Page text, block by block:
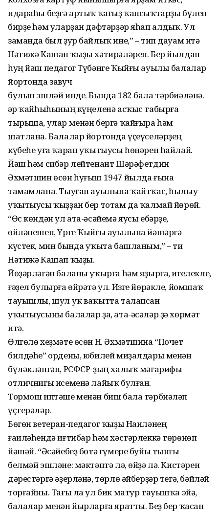
идараһы беҙгә артыҡ ҡағыҙ ҡапсыҡтарҙы бүлеп
бирҙе һәм уларҙан дәфтәрҙәр яһап алдыҡ. Ул
заманда был ҙур байлыҡ ине,” – тип дауам итә
Нәтижә Кашап ҡыҙы хәтирәләрен. Бер йылдан
һуң йәш педагог Түбәнге Ҡыйғы ауылы балалар
йортонда завуч
булып эшләй инде. Бында 182 бала тәрбиәләнә.
Һәр ҡайһыһының күңеленә асҡыс табырға
тырыша, улар менән бергә ҡайғыра һәм
шатлана. Балалар йортонда үҫеүселәрҙең
күбеһе уға ҡарап уҡытыусы һөнәрен һайлай.
Йәш һәм сибәр лейтенант Шәрәфетдин
Әхмәтшин өсөн һуғыш 1947 йылда ғына
тамамлана. Тыуған ауылына ҡайтҡас, һылыу
уҡытыусы ҡыҙҙан бер тотам да ҡалмай йөрөй.
“Өс көндән ул ата-әсәйемә яусы ебәрҙе,
өйләнешеп, Үрге Ҡыйғы ауылына йәшәргә
күстек, мин бында уҡыта башланым,” – ти
Нәтижә Кашап ҡыҙы.
Йөҙәрләгән баланы уҡырға һәм яҙырға, игелекле,
ғәҙел булырға өйрәтә ул. Изге йөрәкле, йомшаҡ
тауышлы, шул уҡ ваҡытта талапсан
уҡытыусыны балалар ҙа, ата-әсәләр ҙә хөрмәт
итә.
Өлгөлө хеҙмәте өсөн Н. Әхмәтшина “Почет
билдәһе” ордены, юбилей миҙалдары менән
бүләкләнгән, РСФСР-ҙың халыҡ мәғарифы
отличнигы исеменә лайыҡ булған.
Тормош иптәше менән биш бала тәрбиәләп
үҫтерәләр.
Бөгөн ветеран-педагог ҡыҙы Наиләнең
ғаиләһендә иғтибар һәм хәстәрлеккә төрөнөп
йәшәй. “Әсәйебеҙ бөтә ғүмере буйы тынғы
белмәй эшләне: мәктәптә лә, өйҙә лә. Кистәрен
дәрестәргә әҙерләнә, төрлө әйберҙәр тегә, бәйләй
торғайны. Тағы ла ул бик матур тауышҡа эйә,
балалар менән йырларға яратты. Беҙ бер ҡасан